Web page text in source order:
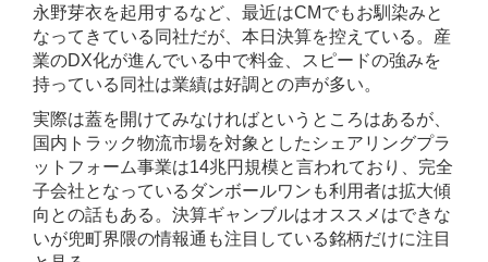
永野芽衣を起用するなど、最近はCMでもお馴染みと
なってきている同社だが、本日決算を控えている。産
業のDX化が進んでいる中で料金、スピードの強みを
持っている同社は業績は好調との声が多い。
実際は蓋を開けてみなければというところはあるが、
国内トラック物流市場を対象としたシェアリングプラ
ットフォーム事業は14兆円規模と言われており、完全
子会社となっているダンボールワンも利用者は拡大傾
向との話もある。決算ギャンブルはオススメはできな
いが兜町界隈の情報通も注目している銘柄だけに注目